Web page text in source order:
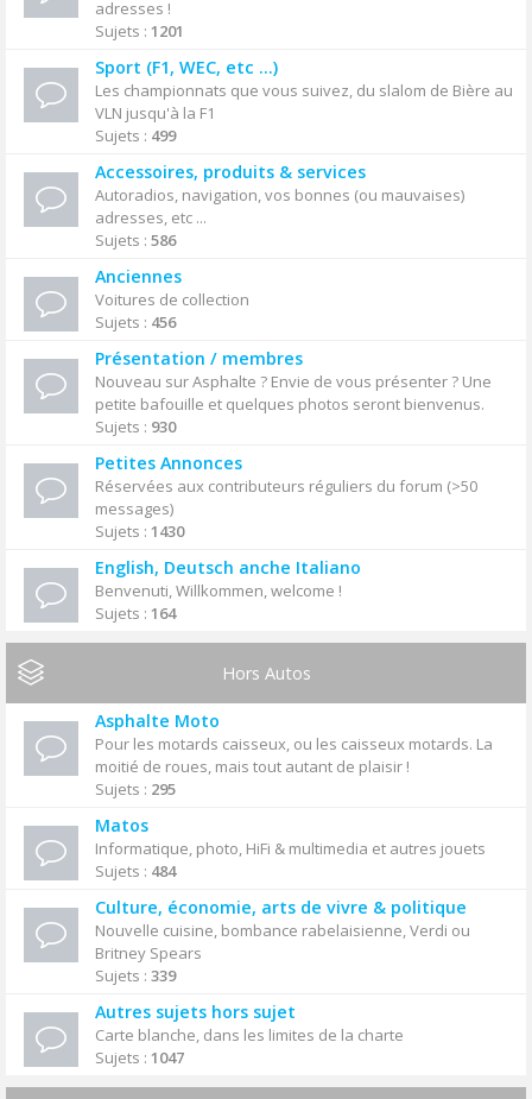
adresses !
Sujets : 1201
Sport (F1, WEC, etc ...)
Les championnats que vous suivez, du slalom de Bière au
VLN jusqu'à la F1
Sujets : 499
Accessoires, produits & services
Autoradios, navigation, vos bonnes (ou mauvaises)
adresses, etc ...
Sujets : 586
Anciennes
Voitures de collection
Sujets : 456
Présentation / membres
Nouveau sur Asphalte ? Envie de vous présenter ? Une
petite bafouille et quelques photos seront bienvenus.
Sujets : 930
Petites Annonces
Réservées aux contributeurs réguliers du forum (>50
messages)
Sujets : 1430
English, Deutsch anche Italiano
Benvenuti, Willkommen, welcome !
Sujets : 164
Hors Autos
Asphalte Moto
Pour les motards caisseux, ou les caisseux motards. La
moitié de roues, mais tout autant de plaisir !
Sujets : 295
Matos
Informatique, photo, HiFi & multimedia et autres jouets
Sujets : 484
Culture, économie, arts de vivre & politique
Nouvelle cuisine, bombance rabelaisienne, Verdi ou
Britney Spears
Sujets : 339
Autres sujets hors sujet
Carte blanche, dans les limites de la charte
Sujets : 1047